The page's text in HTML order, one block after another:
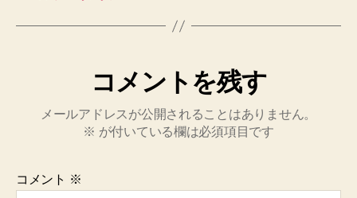
コメントを残す
メールアドレスが公開されることはありません。
※ が付いている欄は必須項目です
コメント ※